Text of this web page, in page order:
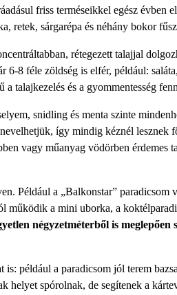
friss terméseikkel egész évben
retek, sárgarépa és néhány bokor
rétegezett talajjal
8 féle zöldség is elfér, például:
talajkezelés és a gyommentesség
snidling és menta szinte
így mindig kéznél lesznek
vagy műanyag vödörben érdemes
Például a „Balkonstar” paradicsom
működik a mini uborka, a
négyzetméterből is
például a paradicsom jól terem
helyet spórolnak, de segítenek a